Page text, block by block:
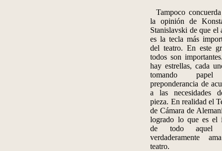
Tampoco
la opinión de
Stanislavski de que el
es la tecla más
del teatro. En este
todos son
hay estrellas, cada
tomando
preponderancia de
a las necesidades
pieza. En realidad el
de Cámara de
logrado lo que es el
de todo aquel
verdaderamente
teatro.